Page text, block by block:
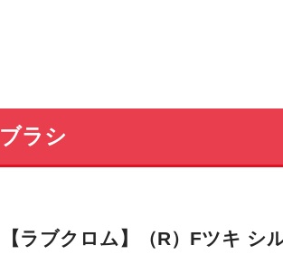
ブラシ
【ラブクロム】（R）Fツキ シ